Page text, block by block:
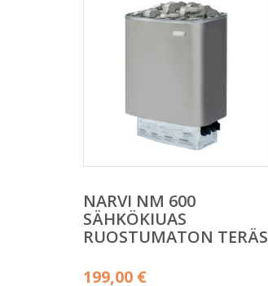
NARVI NM 600
SÄHKÖKIUAS
RUOSTUMATON TERÄS
199,00 €